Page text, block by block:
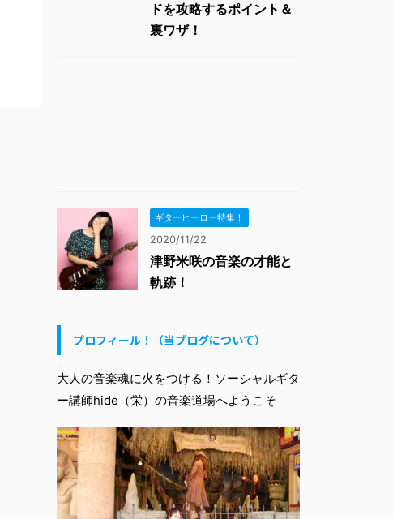
ドを攻略するポイント＆
裏ワザ！
ギターヒーロー特集！
2020/11/22
津野米咲の音楽の才能と
軌跡！
プロフィール！（当ブログについて）
大人の音楽魂に火をつける！ソーシャルギタ
ー講師hide（栄）の音楽道場へようこそ